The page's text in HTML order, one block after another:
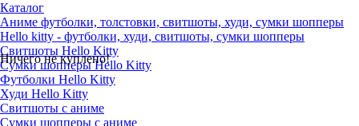
Ничего не куплено!
Каталог
Аниме футболки, толстовки, свитшоты, худи, сумки шопперы
Hello kitty - футболки, худи, свитшоты, сумки шопперы
Свитшоты Hello Kitty
Сумки шопперы Hello Kitty
Футболки Hello Kitty
Худи Hello Kitty
Свитшоты с аниме
Сумки шопперы с аниме